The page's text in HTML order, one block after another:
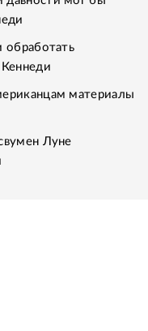
обработать
материалы
Луне